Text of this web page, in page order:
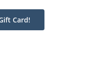
Card!